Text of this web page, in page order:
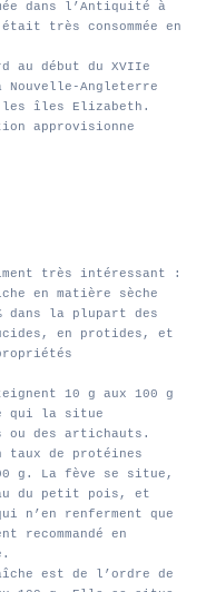
dans l’Antiquité à
très consommée en
au début du XVIIe
Angleterre
les îles Elizabeth.
approvisionne
très intéressant :
en matière sèche
dans la plupart des
en protides, et
10 g aux 100 g
qui la situe
ou des artichauts.
de protéines
g. La fève se situe,
du petit pois, et
n’en renferment que
recommandé en
est de l’ordre de